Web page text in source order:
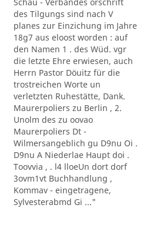
Schau - Verbandes orschrift
des Tilgungs sind nach V
planes zur Einzichung im Jahre
18g7 aus eloost worden : auf
den Namen 1 . des Wüd. vgr
die letzte Ehre erwiesen, auch
Herrn Pastor Döuitz für die
trostreichen Worte un
verletzten Ruhestätte, Dank.
Maurerpoliers zu Berlin , 2.
Unolm des zu oovao
Maurerpoliers Dt -
Wilmersangeblich gu D9nu Oi .
D9nu A Niederlae Haupt doi .
Toovvia , . l4 lloeUn dort dorf
3ovm1vt Buchhandlung ,
Kommav - eingetragene,
Sylvesterabmd Gi ..."